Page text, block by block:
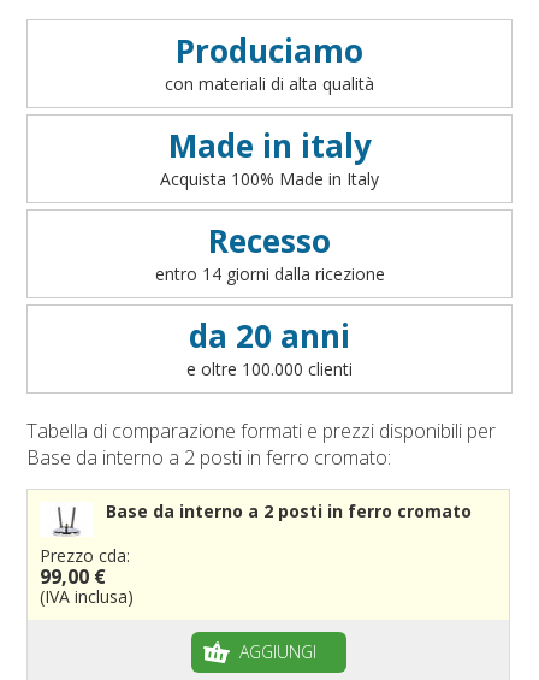
Accessori bandiere da tavolo
Accessori per sbandieratori
Accessori bandiere per auto
Art. 1 - Oggetto del contratto
Art. 2 - Informazioni precontrattuali per il consumatore
- art. 49 del D.lgs 206/2005
Art. 3 - Conclusione ed efficacia del contratto
Art. 4 - Disponibilità dei prodotti
Art. 5 - Modalità di pagamento
Art. 6 - Prezzi
Art. 7 - Diritto di recesso
Art. 8 - Garanzia legale di conformità
Art. 10 - Responsabilità
Art. 11 - Accesso al sito
Art. 13 - Integralità
Produciamo
con materiali di alta qualità
Made in italy
Acquista 100% Made in Italy
Recesso
entro 14 giorni dalla ricezione
da 20 anni
e oltre 100.000 clienti
Tabella di comparazione formati e prezzi disponibili per
Base da interno a 2 posti in ferro cromato:
Base da interno a 2 posti in ferro cromato
Prezzo cda:
99,00 €
(IVA inclusa)
AGGIUNGI